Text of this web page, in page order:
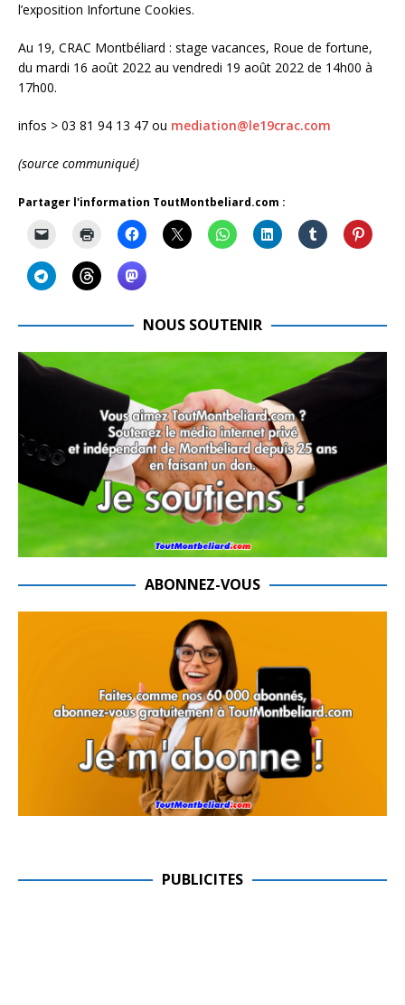
l’exposition Infortune Cookies.
Au 19, CRAC Montbéliard : stage vacances, Roue de fortune,
du mardi 16 août 2022 au vendredi 19 août 2022 de 14h00 à
17h00.
infos > 03 81 94 13 47 ou mediation@le19crac.com
(source communiqué)
Partager l'information ToutMontbeliard.com :
NOUS SOUTENIR
ABONNEZ-VOUS
PUBLICITES